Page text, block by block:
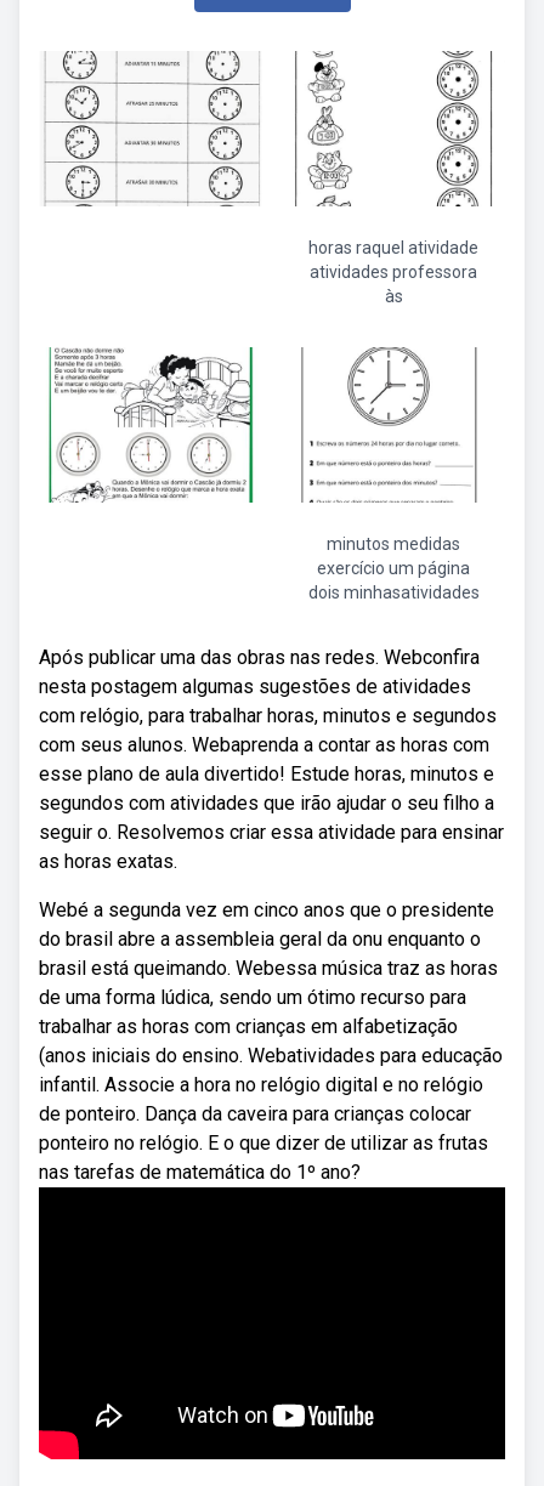
horas raquel atividade
atividades professora
às
minutos medidas
exercício um página
dois minhasatividades
Após publicar uma das obras nas redes. Webconfira
nesta postagem algumas sugestões de atividades
com relógio, para trabalhar horas, minutos e segundos
com seus alunos. Webaprenda a contar as horas com
esse plano de aula divertido! Estude horas, minutos e
segundos com atividades que irão ajudar o seu filho a
seguir o. Resolvemos criar essa atividade para ensinar
as horas exatas.
Webé a segunda vez em cinco anos que o presidente
do brasil abre a assembleia geral da onu enquanto o
brasil está queimando. Webessa música traz as horas
de uma forma lúdica, sendo um ótimo recurso para
trabalhar as horas com crianças em alfabetização
(anos iniciais do ensino. Webatividades para educação
infantil. Associe a hora no relógio digital e no relógio
de ponteiro. Dança da caveira para crianças colocar
ponteiro no relógio. E o que dizer de utilizar as frutas
nas tarefas de matemática do 1º ano?